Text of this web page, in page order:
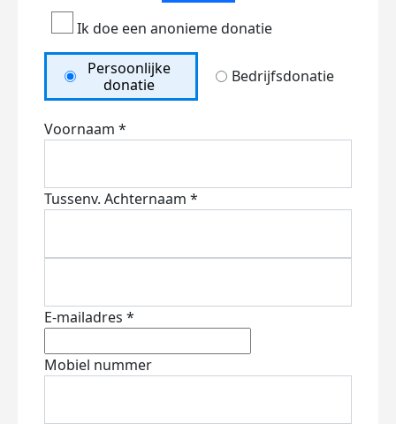
Ik doe een anonieme donatie
Persoonlijke
donatie
Bedrijfsdonatie
Voornaam *
Tussenv. Achternaam *
E-mailadres *
Mobiel nummer